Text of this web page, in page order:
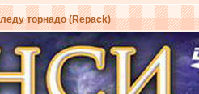
торнадо (Repack)